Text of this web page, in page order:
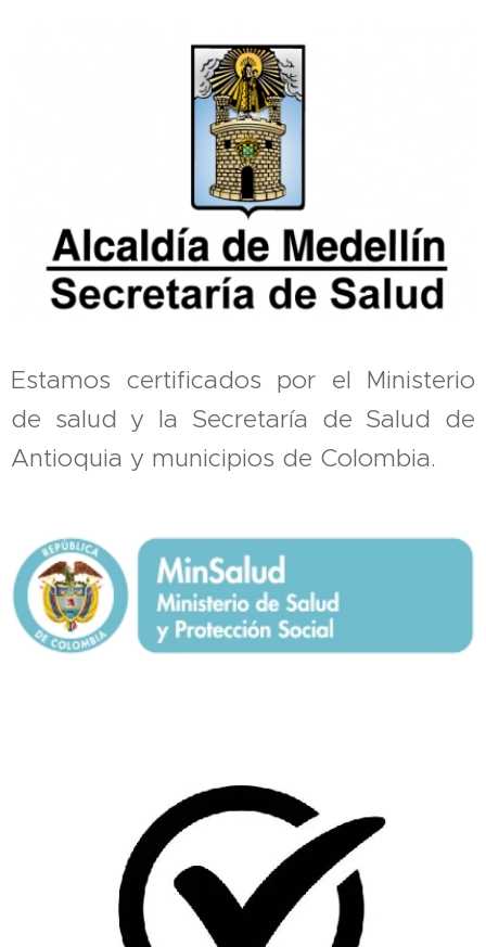
Estamos certificados por el Ministerio
de salud y la Secretaría de Salud de
Antioquia y municipios de Colombia.